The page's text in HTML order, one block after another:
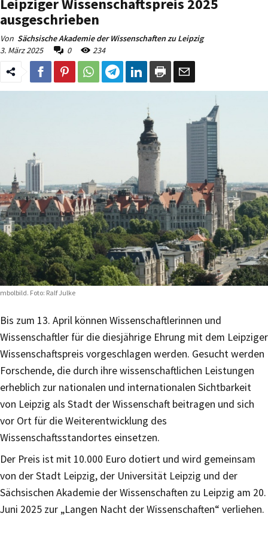
Leipziger Wissenschaftspreis 2025
ausgeschrieben
Von Sächsische Akademie der Wissenschaften zu Leipzig
3. März 2025
0 234
Foto: Ralf Julke
Bis zum 13. April können Wissenschaftlerinnen und
Wissenschaftler für die diesjährige Ehrung mit dem Leipziger
Wissenschaftspreis vorgeschlagen werden. Gesucht werden
Forschende, die durch ihre wissenschaftlichen Leistungen
erheblich zur nationalen und internationalen Sichtbarkeit
von Leipzig als Stadt der Wissenschaft beitragen und sich
vor Ort für die Weiterentwicklung des
Wissenschaftsstandortes einsetzen.
Der Preis ist mit 10.000 Euro dotiert und wird gemeinsam
von der Stadt Leipzig, der Universität Leipzig und der
Sächsischen Akademie der Wissenschaften zu Leipzig am 20.
Juni 2025 zur „Langen Nacht der Wissenschaften“ verliehen.